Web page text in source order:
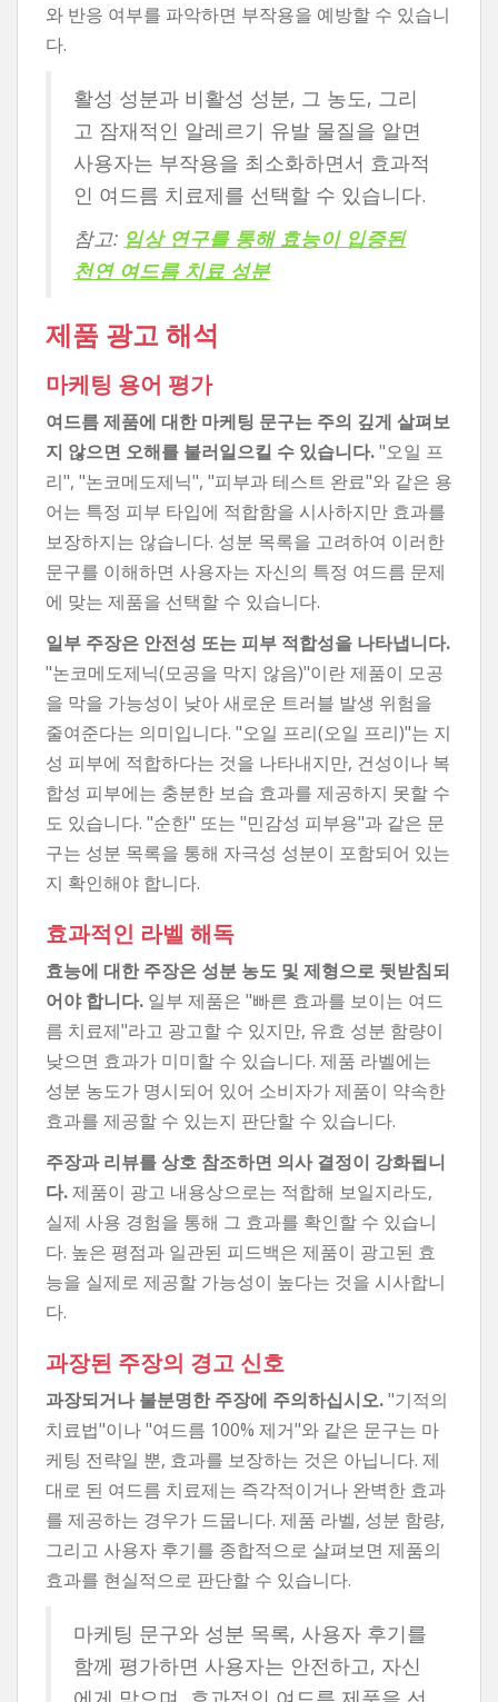
와 반응 여부를 파악하면 부작용을 예방할 수 있습니
다.
활성 성분과 비활성 성분, 그 농도, 그리
고 잠재적인 알레르기 유발 물질을 알면
사용자는 부작용을 최소화하면서 효과적
인 여드름 치료제를 선택할 수 있습니다.
참고: 임상 연구를 통해 효능이 입증된
천연 여드름 치료 성분
제품 광고 해석
마케팅 용어 평가
여드름 제품에 대한 마케팅 문구는 주의 깊게 살펴보
지 않으면 오해를 불러일으킬 수 있습니다."오일 프
리", "논코메도제닉", "피부과 테스트 완료"와 같은 용
어는 특정 피부 타입에 적합함을 시사하지만 효과를
보장하지는 않습니다. 성분 목록을 고려하여 이러한
문구를 이해하면 사용자는 자신의 특정 여드름 문제
에 맞는 제품을 선택할 수 있습니다.
일부 주장은 안전성 또는 피부 적합성을 나타냅니다.
"논코메도제닉(모공을 막지 않음)"이란 제품이 모공
을 막을 가능성이 낮아 새로운 트러블 발생 위험을
줄여준다는 의미입니다. "오일 프리(오일 프리)"는 지
성 피부에 적합하다는 것을 나타내지만, 건성이나 복
합성 피부에는 충분한 보습 효과를 제공하지 못할 수
도 있습니다. "순한" 또는 "민감성 피부용"과 같은 문
구는 성분 목록을 통해 자극성 성분이 포함되어 있는
지 확인해야 합니다.
효과적인 라벨 해독
효능에 대한 주장은 성분 농도 및 제형으로 뒷받침되
어야 합니다. 일부 제품은 "빠른 효과를 보이는 여드
름 치료제"라고 광고할 수 있지만, 유효 성분 함량이
낮으면 효과가 미미할 수 있습니다. 제품 라벨에는
성분 농도가 명시되어 있어 소비자가 제품이 약속한
효과를 제공할 수 있는지 판단할 수 있습니다.
주장과 리뷰를 상호 참조하면 의사 결정이 강화됩니
다.제품이 광고 내용상으로는 적합해 보일지라도,
실제 사용 경험을 통해 그 효과를 확인할 수 있습니
다. 높은 평점과 일관된 피드백은 제품이 광고된 효
능을 실제로 제공할 가능성이 높다는 것을 시사합니
다.
과장된 주장의 경고 신호
과장되거나 불분명한 주장에 주의하십시오."기적의
치료법"이나 "여드름 100% 제거"와 같은 문구는 마
케팅 전략일 뿐, 효과를 보장하는 것은 아닙니다. 제
대로 된 여드름 치료제는 즉각적이거나 완벽한 효과
를 제공하는 경우가 드뭅니다. 제품 라벨, 성분 함량,
그리고 사용자 후기를 종합적으로 살펴보면 제품의
효과를 현실적으로 판단할 수 있습니다.
마케팅 문구와 성분 목록, 사용자 후기를
함께 평가하면 사용자는 안전하고, 자신